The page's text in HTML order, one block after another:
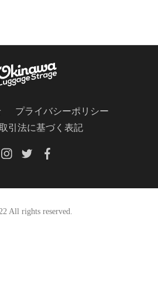
プライバシーポリシー
引法に基づく表記
All rights reserved.